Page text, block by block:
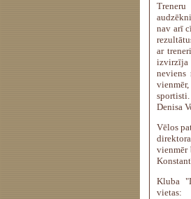
nav arī
ar
Denisa
Vēlos
Kluba
vietas: